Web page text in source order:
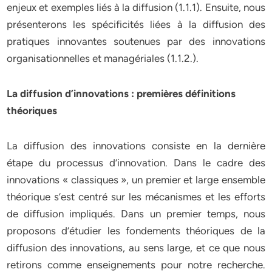
enjeux et exemples liés à la diffusion (1.1.1). Ensuite, nous
présenterons les spécificités liées à la diffusion des
pratiques innovantes soutenues par des innovations
organisationnelles et managériales (1.1.2.).
La diffusion d’innovations : premières définitions
théoriques
La diffusion des innovations consiste en la dernière
étape du processus d’innovation. Dans le cadre des
innovations « classiques », un premier et large ensemble
théorique s’est centré sur les mécanismes et les efforts
de diffusion impliqués. Dans un premier temps, nous
proposons d’étudier les fondements théoriques de la
diffusion des innovations, au sens large, et ce que nous
retirons comme enseignements pour notre recherche.